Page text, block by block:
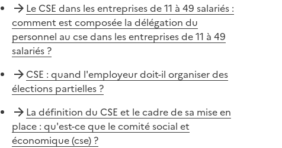
Le CSE dans les entreprises de 11 à 49 salariés :
comment est composée la délégation du
personnel au cse dans les entreprises de 11 à 49
salariés ?
CSE : quand l'employeur doit-il organiser des
élections partielles ?
La définition du CSE et le cadre de sa mise en
place : qu'est-ce que le comité social et
économique (cse) ?